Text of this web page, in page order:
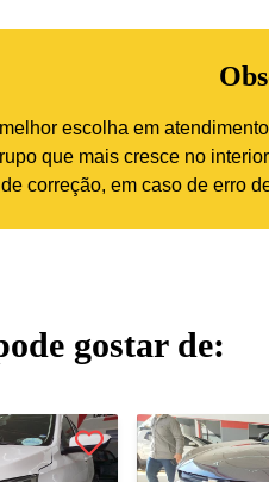
escolha em
que mais cresce no
correção, em caso de erro
gostar de: